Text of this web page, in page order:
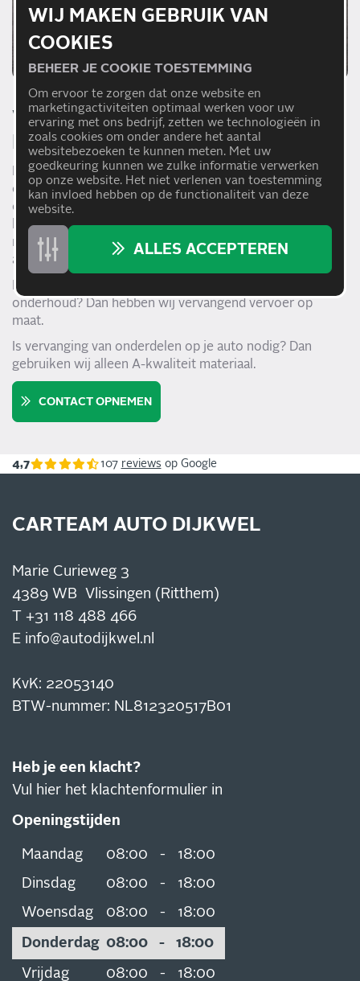
WAAROM CARTEAM AUTO
DIJKWEL?
Bij Carteam Auto Dijkwel staat een gedreven team klaar
om je auto tegen een scherpe en eerlijke prijs te
onderhouden. Carteam Auto Dijkwel is dé specialist voor
het onderhoud aan je auto. Twijfel je over wat er mis is
met je bolide? Geen probleem! Wij geven een helder
advies.
onderhoud? Dan hebben wij vervangend vervoer op
maat.
Is vervanging van onderdelen op je auto nodig? Dan
gebruiken wij alleen A-kwaliteit materiaal.
CONTACT OPNEMEN
4,7 107 reviews op Google
CARTEAM AUTO DIJKWEL
Marie Curieweg 3
4389 WB Vlissingen (Ritthem)
T +31 118 488 466
E info@autodijkwel.nl
KvK: 22053140
BTW-nummer: NL812320517B01
Heb je een klacht?
Vul hier het klachtenformulier in
Openingstijden
Maandag 08:00 -
18:00
Dinsdag
08:00 -
18:00
Woensdag
08:00 - 18:00
Donderdag 08:00 - 18:00
Vrijdag 08:00 - 18:00
WIJ MAKEN GEBRUIK VAN
COOKIES
BEHEER JE COOKIE TOESTEMMING
Om ervoor te zorgen dat onze website en
marketingactiviteiten optimaal werken voor uw
ervaring met ons bedrijf, zetten we technologieën in
zoals cookies om onder andere het aantal
websitebezoeken te kunnen meten. Met uw
goedkeuring kunnen we zulke informatie verwerken
op onze website. Het niet verlenen van toestemming
kan invloed hebben op de functionaliteit van deze
website.
ALLES ACCEPTEREN